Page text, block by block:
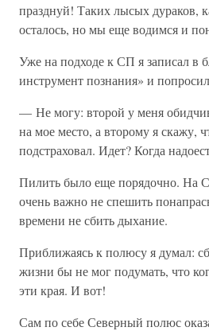
празднуй! Таких лысых дураков,
осталось, но мы еще водимся и
Уже на подходе к СП я записал в
инструмент познания» и
— Не могу: второй у меня
на мое место, а второму я скажу,
подстраховал. Идет? Когда
Пилить было еще порядочно. На
очень важно не спешить
времени не сбить дыхание.
Приближаясь к полюсу я думал:
жизни бы не мог подумать, что
эти края. И вот!
Сам по себе Северный полюс